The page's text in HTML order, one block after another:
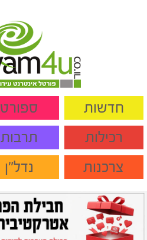
חדשות ספורט
רכילות
תרבות
צרכנות
נדל"ן